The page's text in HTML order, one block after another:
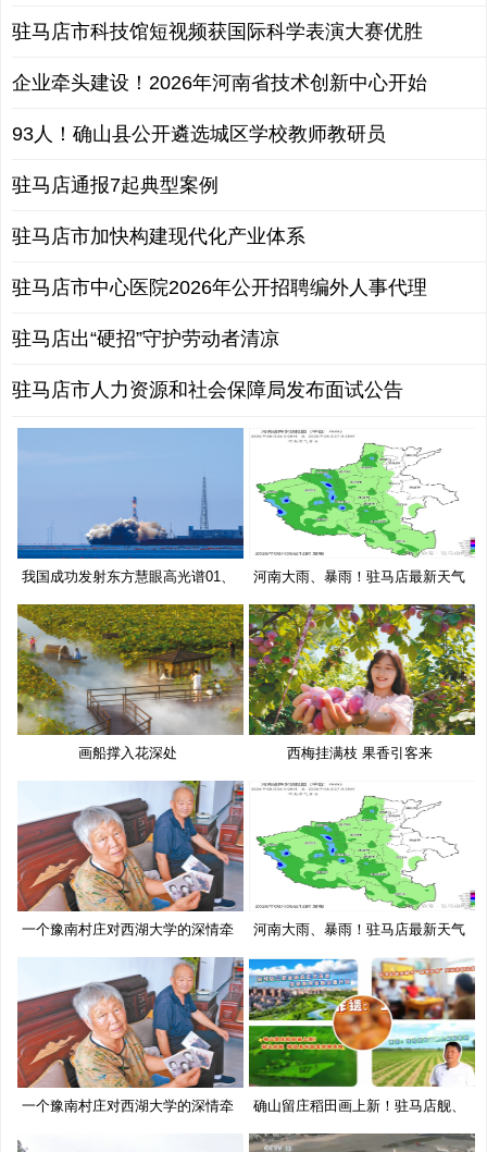
驻马店市科技馆短视频获国际科学表演大赛优胜
企业牵头建设！2026年河南省技术创新中心开始
93人！确山县公开遴选城区学校教师教研员
驻马店通报7起典型案例
驻马店市加快构建现代化产业体系
驻马店市中心医院2026年公开招聘编外人事代理
驻马店出“硬招”守护劳动者清凉
驻马店市人力资源和社会保障局发布面试公告
我国成功发射东方慧眼高光谱01、
02
河南大雨、暴雨！驻马店最新天气
预
画船撑入花深处 西梅挂满枝 果香引客来
一个豫南村庄对西湖大学的深情牵
挂
河南大雨、暴雨！驻马店最新天气
预
一个豫南村庄对西湖大学的深情牵
确山留庄稻田画上新！驻马店舰、
移